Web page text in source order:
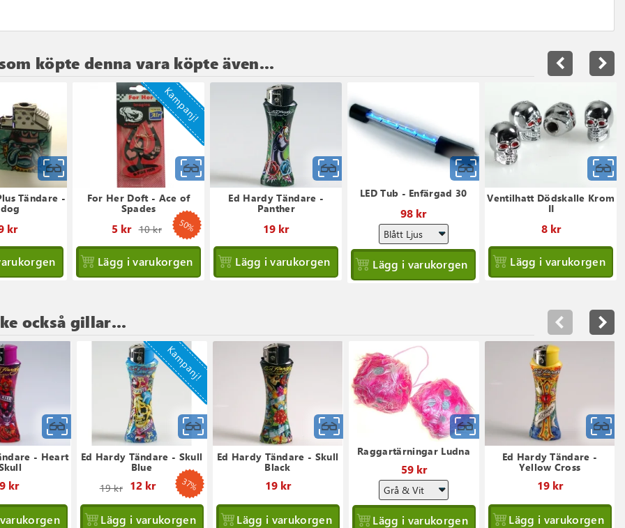
köpte denna vara köpte även...
Tändare -
kr
Kampanj!
For Her Doft - Ace of
Spades
5 kr 10 kr
Ordinarie
pris
50%
Lägg i varukorgen
Ed Hardy Tändare -
Panther
19 kr
Lägg i varukorgen
Snabbvy
LED Tub - Enfärgad 30
98 kr
Lägg i varukorgen
Ventilhatt Dödskalle Krom
II
8 kr
Lägg i varukorgen
navigate_before navigate_next
också gillar...
- Heart
kr
Kampanj!
Snabbvy
Ed Hardy Tändare - Skull
Blue
19 kr 12 krOrdinarie
pris
37%
Lägg i varukorgen
Ed Hardy Tändare - Skull
Black
19 kr
Lägg i varukorgen
Snabbvy
Raggartärningar Ludna
59 kr
Lägg i varukorgen
Ed Hardy Tändare -
Yellow Cross
19 kr
Lägg i varukorgen